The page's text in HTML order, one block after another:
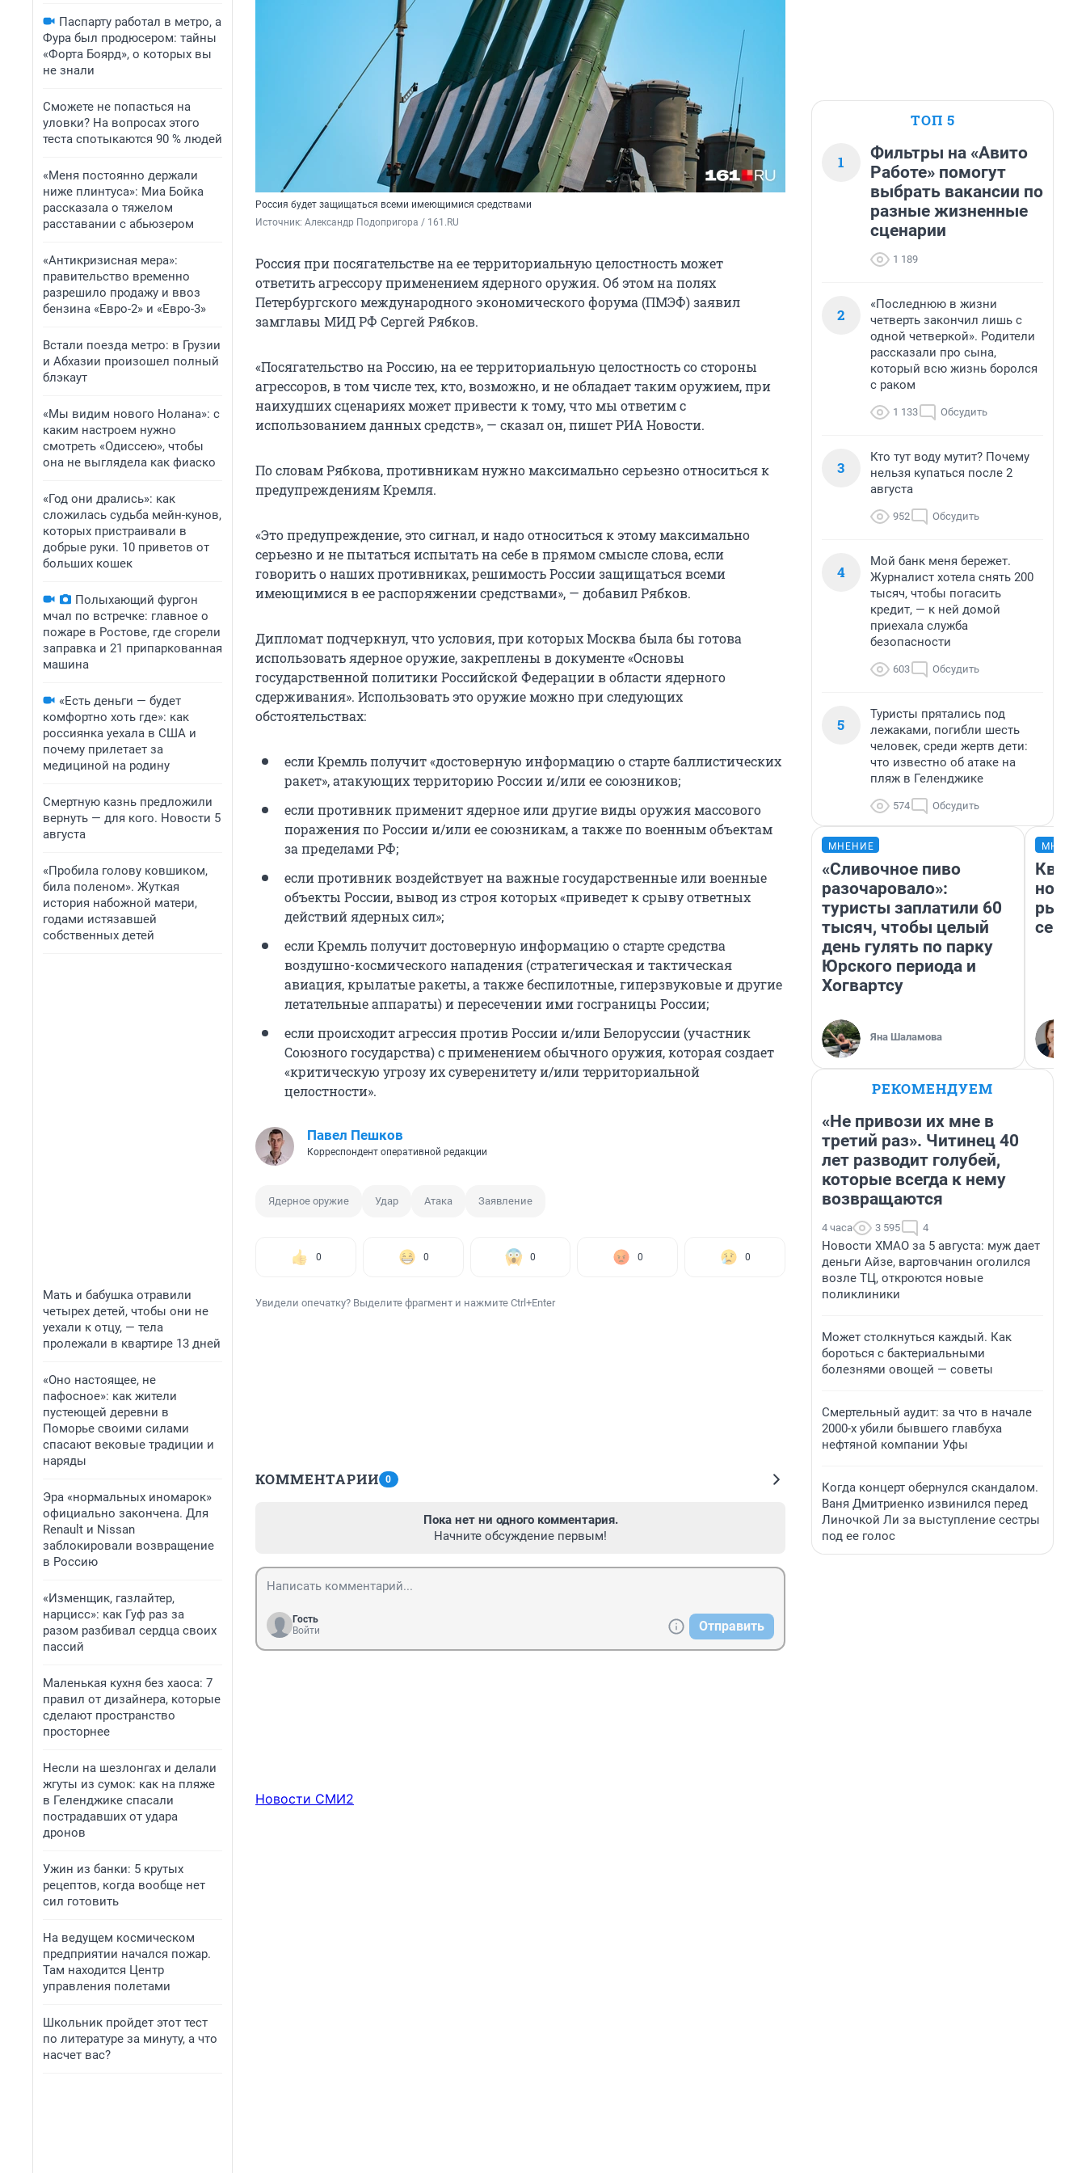
Паспарту работал в метро, а
Фура был продюсером: тайны
«Форта Боярд», о которых вы
не знали
Сможете не попасться на
уловки? На вопросах этого
теста спотыкаются 90 % людей
«Меня постоянно держали
ниже плинтуса»: Миа Бойка
рассказала о тяжелом
расставании с абьюзером
«Антикризисная мера»:
правительство временно
разрешило продажу и ввоз
бензина «Евро-2» и «Евро-3»
Встали поезда метро: в Грузии
и Абхазии произошел полный
блэкаут
«Мы видим нового Нолана»: с
каким настроем нужно
смотреть «Одиссею», чтобы
она не выглядела как фиаско
«Год они дрались»: как
сложилась судьба мейн-кунов,
которых пристраивали в
добрые руки. 10 приветов от
больших кошек
Полыхающий фургон
мчал по встречке: главное о
пожаре в Ростове, где сгорели
заправка и 21 припаркованная
машина
«Есть деньги — будет
комфортно хоть где»: как
россиянка уехала в США и
почему прилетает за
медициной на родину
Смертную казнь предложили
вернуть — для кого. Новости 5
августа
«Пробила голову ковшиком,
била поленом». Жуткая
история набожной матери,
годами истязавшей
собственных детей
Мать и бабушка отравили
четырех детей, чтобы они не
уехали к отцу, — тела
пролежали в квартире 13 дней
«Оно настоящее, не
пафосное»: как жители
пустеющей деревни в
Поморье своими силами
спасают вековые традиции и
наряды
Эра «нормальных иномарок»
официально закончена. Для
Renault и Nissan
заблокировали возвращение
в Россию
«Изменщик, газлайтер,
нарцисс»: как Гуф раз за
разом разбивал сердца своих
пассий
Маленькая кухня без хаоса: 7
правил от дизайнера, которые
сделают пространство
просторнее
Несли на шезлонгах и делали
жгуты из сумок: как на пляже
в Геленджике спасали
пострадавших от удара
дронов
Ужин из банки: 5 крутых
рецептов, когда вообще нет
сил готовить
На ведущем космическом
предприятии начался пожар.
Там находится Центр
управления полетами
Школьник пройдет этот тест
по литературе за минуту, а что
насчет вас?
Россия будет защищаться всеми имеющимися средствами
Источник: Александр Подопригора / 161.RU
Россия при посягательстве на ее территориальную целостность может
ответить агрессору применением ядерного оружия. Об этом на полях
Петербургского международного экономического форума (ПМЭФ) заявил
замглавы МИД РФ Сергей Рябков.
«Посягательство на Россию, на ее территориальную целостность со стороны
агрессоров, в том числе тех, кто, возможно, и не обладает таким оружием, при
наихудших сценариях может привести к тому, что мы ответим с
использованием данных средств», — сказал он, пишет РИА Новости.
По словам Рябкова, противникам нужно максимально серьезно относиться к
предупреждениям Кремля.
«Это предупреждение, это сигнал, и надо относиться к этому максимально
серьезно и не пытаться испытать на себе в прямом смысле слова, если
говорить о наших противниках, решимость России защищаться всеми
имеющимися в ее распоряжении средствами», — добавил Рябков.
Дипломат подчеркнул, что условия, при которых Москва была бы готова
использовать ядерное оружие, закреплены в документе «Основы
государственной политики Российской Федерации в области ядерного
сдерживания». Использовать это оружие можно при следующих
обстоятельствах:
если Кремль получит «достоверную информацию о старте баллистических
ракет», атакующих территорию России и/или ее союзников;
если противник применит ядерное или другие виды оружия массового
поражения по России и/или ее союзникам, а также по военным объектам
за пределами РФ;
если противник воздействует на важные государственные или военные
объекты России, вывод из строя которых «приведет к срыву ответных
действий ядерных сил»;
если Кремль получит достоверную информацию о старте средства
воздушно-космического нападения (стратегическая и тактическая
авиация, крылатые ракеты, а также беспилотные, гиперзвуковые и другие
летательные аппараты) и пересечении ими госграницы России;
если происходит агрессия против России и/или Белоруссии (участник
Союзного государства) с применением обычного оружия, которая создает
«критическую угрозу их суверенитету и/или территориальной
целостности».
Павел Пешков
Корреспондент оперативной редакции
Ядерное оружие Удар Атака Заявление
0 0 0 0 0
Увидели опечатку? Выделите фрагмент и нажмите Ctrl+Enter
КОММЕНТАРИИ 0
Пока нет ни одного комментария.
Начните обсуждение первым!
Гость
Войти
Отправить
Новости СМИ2
ТОП 5
1
Фильтры на «Авито
Работе» помогут
выбрать вакансии по
разные жизненные
сценарии
1 189
2
«Последнюю в жизни
четверть закончил лишь с
одной четверкой». Родители
рассказали про сына,
который всю жизнь боролся
с раком
1 133 Обсудить
3
Кто тут воду мутит? Почему
нельзя купаться после 2
августа
952 Обсудить
4
Мой банк меня бережет.
Журналист хотела снять 200
тысяч, чтобы погасить
кредит, — к ней домой
приехала служба
безопасности
603 Обсудить
5
Туристы прятались под
лежаками, погибли шесть
человек, среди жертв дети:
что известно об атаке на
пляж в Геленджике
574 Обсудить
МНЕНИЕ
«Сливочное пиво
разочаровало»:
туристы заплатили 60
тысяч, чтобы целый
день гулять по парку
Юрского периода и
Хогвартсу
Яна Шаламова
но
РЕКОМЕНДУЕМ
«Не привози их мне в
третий раз». Читинец 40
лет разводит голубей,
которые всегда к нему
возвращаются
4 часа 3 595 4
Новости ХМАО за 5 августа: муж дает
деньги Айзе, вартовчанин оголился
возле ТЦ, откроются новые
поликлиники
Может столкнуться каждый. Как
бороться с бактериальными
болезнями овощей — советы
Смертельный аудит: за что в начале
2000-х убили бывшего главбуха
нефтяной компании Уфы
Когда концерт обернулся скандалом.
Ваня Дмитриенко извинился перед
Линочкой Ли за выступление сестры
под ее голос